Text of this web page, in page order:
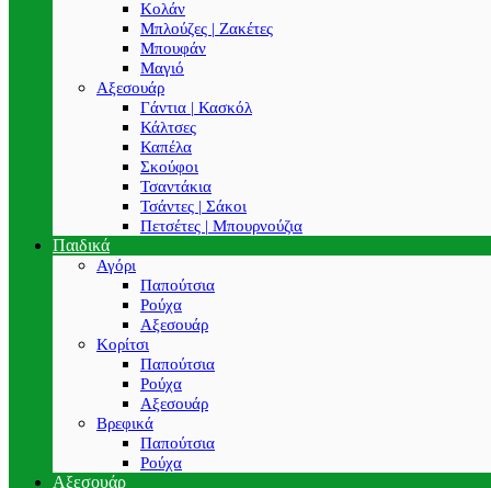
Κολάν
Μπλούζες | Ζακέτες
Μπουφάν
Μαγιό
Αξεσουάρ
Γάντια | Κασκόλ
Κάλτσες
Καπέλα
Σκούφοι
Τσαντάκια
Τσάντες | Σάκοι
Πετσέτες | Μπουρνούζια
Παιδικά
Αγόρι
Παπούτσια
Ρούχα
Αξεσουάρ
Κορίτσι
Παπούτσια
Ρούχα
Αξεσουάρ
Βρεφικά
Παπούτσια
Ρούχα
Αξεσουάρ